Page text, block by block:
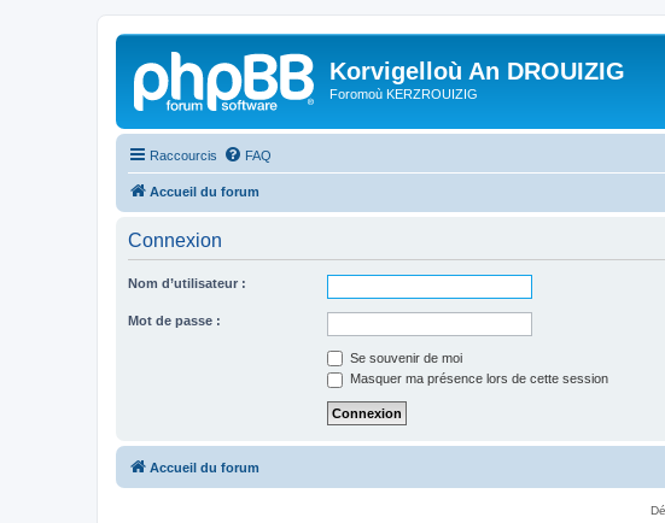
Korvigelloù An DROUIZIG
Foromoù KERZROUIZIG
Raccourcis FAQ
Accueil du forum
Connexion
Nom d’utilisateur :
Mot de passe :
Se souvenir de moi
Masquer ma présence lors de cette session
Accueil du forum